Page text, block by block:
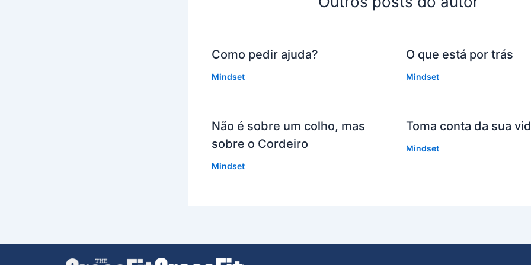
Como pedir ajuda?
Mindset
O que está por trás
Mindset
Não é sobre um colho, mas
sobre o Cordeiro
Mindset
Toma conta da sua
Mindset